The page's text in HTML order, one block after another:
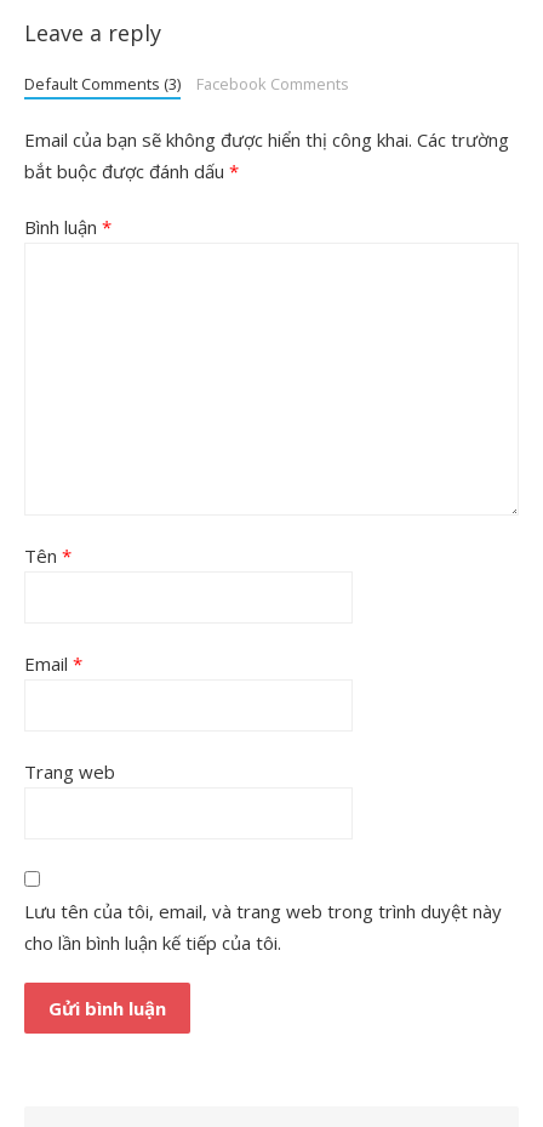
Leave a reply
Default Comments (3) Facebook Comments
Email của bạn sẽ không được hiển thị công khai. Các trường
bắt buộc được đánh dấu *
Bình luận *
Tên *
Email *
Trang web
Lưu tên của tôi, email, và trang web trong trình duyệt này
cho lần bình luận kế tiếp của tôi.